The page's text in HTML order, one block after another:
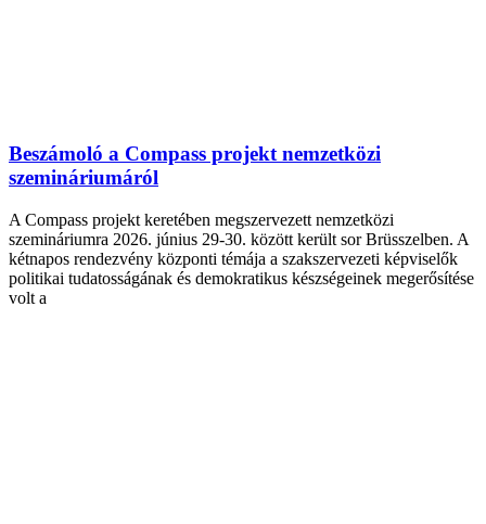
Beszámoló a Compass projekt nemzetközi
szemináriumáról
A Compass projekt keretében megszervezett nemzetközi
szemináriumra 2026. június 29-30. között került sor Brüsszelben. A
kétnapos rendezvény központi témája a szakszervezeti képviselők
politikai tudatosságának és demokratikus készségeinek megerősítése
volt a